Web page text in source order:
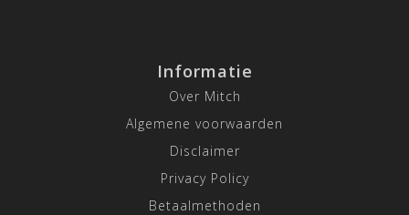
Informatie
Over Mitch
Algemene voorwaarden
Disclaimer
Privacy Policy
Betaalmethoden